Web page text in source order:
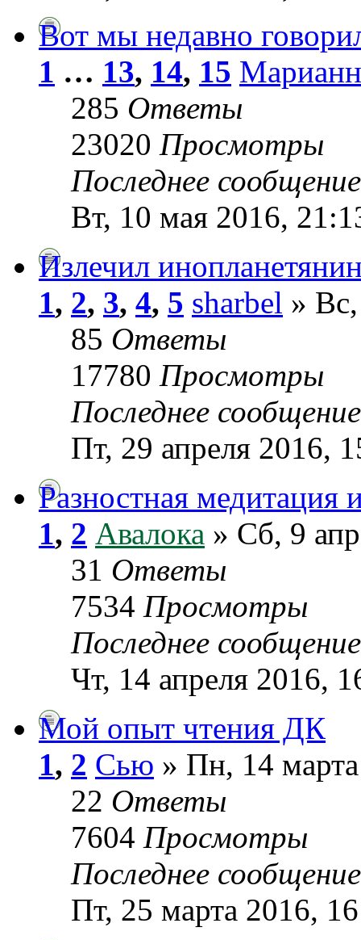
Вот мы недавно
1 … 13, 14, 15
285 Ответы
23020 Просмотры
Последнее
Вт, 10 мая 2016,
Излечил
1, 2, 3, 4, 5 sharbel »
85 Ответы
17780 Просмотры
Последнее
Пт, 29 апреля 2016,
Разностная медитация
1, 2 Авалока » Сб, 9
31 Ответы
7534 Просмотры
Последнее
Чт, 14 апреля 2016,
Мой опыт чтения ДК
1, 2 Сью » Пн, 14
22 Ответы
7604 Просмотры
Последнее
Пт, 25 марта 2016,